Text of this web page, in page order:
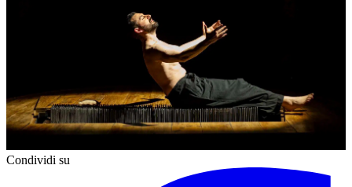
Condividi su